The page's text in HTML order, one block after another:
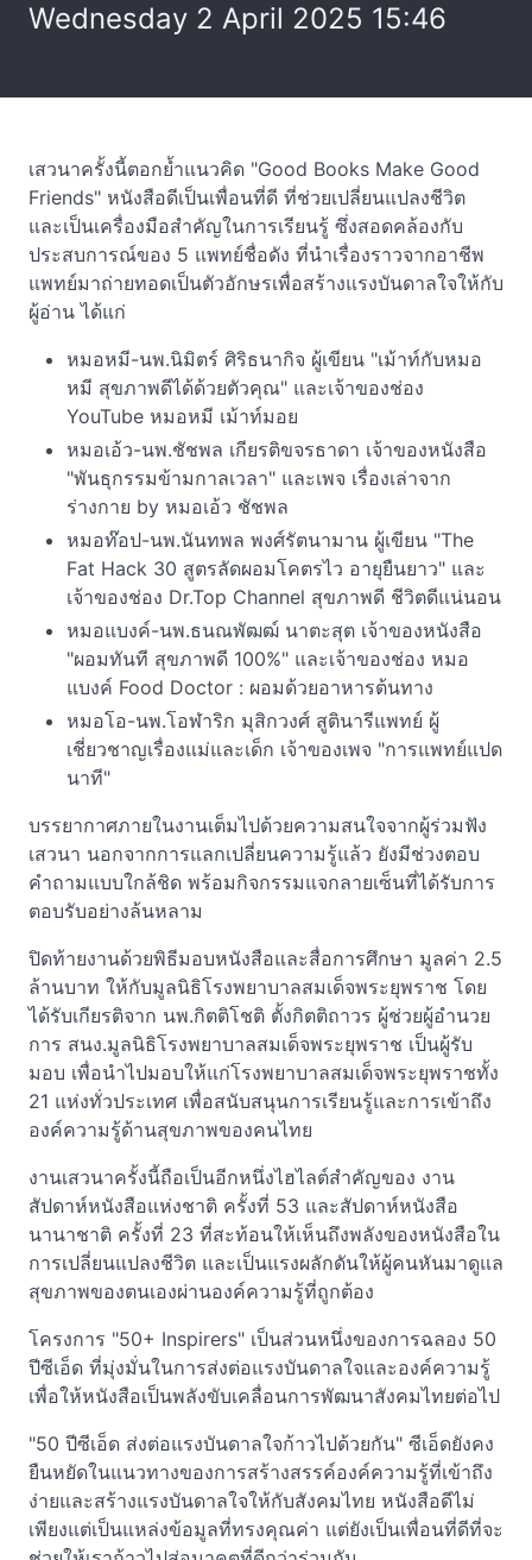
Wednesday 2 April 2025 15:46
เสวนาครั้งนี้ตอกย้ำแนวคิด "Good Books Make Good
Friends" หนังสือดีเป็นเพื่อนที่ดี ที่ช่วยเปลี่ยนแปลงชีวิต
และเป็นเครื่องมือสำคัญในการเรียนรู้ ซึ่งสอดคล้องกับ
ประสบการณ์ของ 5 แพทย์ชื่อดัง ที่นำเรื่องราวจากอาชีพ
แพทย์มาถ่ายทอดเป็นตัวอักษรเพื่อสร้างแรงบันดาลใจให้กับ
ผู้อ่าน ได้แก่
หมอหมี-นพ.นิมิตร์ ศิริธนากิจ ผู้เขียน "เม้าท์กับหมอ
หมี สุขภาพดีได้ด้วยตัวคุณ" และเจ้าของช่อง
YouTube หมอหมี เม้าท์มอย
หมอเอ้ว-นพ.ชัชพล เกียรติขจรธาดา เจ้าของหนังสือ
"พันธุกรรมข้ามกาลเวลา" และเพจ เรื่องเล่าจาก
ร่างกาย by หมอเอ้ว ชัชพล
หมอท๊อป-นพ.นันทพล พงศ์รัตนามาน ผู้เขียน "The
Fat Hack 30 สูตรลัดผอมโคตรไว อายุยืนยาว" และ
เจ้าของช่อง Dr.Top Channel สุขภาพดี ชีวิตดีแน่นอน
หมอแบงค์-นพ.ธนณพัฒฒ์ นาตะสุต เจ้าของหนังสือ
"ผอมทันที สุขภาพดี 100%" และเจ้าของช่อง หมอ
แบงค์ Food Doctor : ผอมด้วยอาหารต้นทาง
หมอโอ-นพ.โอฬาริก มุสิกวงศ์ สูตินารีแพทย์ ผู้
เชี่ยวชาญเรื่องแม่และเด็ก เจ้าของเพจ "การแพทย์แปด
นาที"
บรรยากาศภายในงานเต็มไปด้วยความสนใจจากผู้ร่วมฟัง
เสวนา นอกจากการแลกเปลี่ยนความรู้แล้ว ยังมีช่วงตอบ
คำถามแบบใกล้ชิด พร้อมกิจกรรมแจกลายเซ็นที่ได้รับการ
ตอบรับอย่างล้นหลาม
ปิดท้ายงานด้วยพิธีมอบหนังสือและสื่อการศึกษา มูลค่า 2.5
ล้านบาท ให้กับมูลนิธิโรงพยาบาลสมเด็จพระยุพราช โดย
ได้รับเกียรติจาก นพ.กิตติโชติ ตั้งกิตติถาวร ผู้ช่วยผู้อำนวย
การ สนง.มูลนิธิโรงพยาบาลสมเด็จพระยุพราช เป็นผู้รับ
มอบ เพื่อนำไปมอบให้แก่โรงพยาบาลสมเด็จพระยุพราชทั้ง
21 แห่งทั่วประเทศ เพื่อสนับสนุนการเรียนรู้และการเข้าถึง
องค์ความรู้ด้านสุขภาพของคนไทย
งานเสวนาครั้งนี้ถือเป็นอีกหนึ่งไฮไลต์สำคัญของ งาน
สัปดาห์หนังสือแห่งชาติ ครั้งที่ 53 และสัปดาห์หนังสือ
นานาชาติ ครั้งที่ 23 ที่สะท้อนให้เห็นถึงพลังของหนังสือใน
การเปลี่ยนแปลงชีวิต และเป็นแรงผลักดันให้ผู้คนหันมาดูแล
สุขภาพของตนเองผ่านองค์ความรู้ที่ถูกต้อง
โครงการ "50+ Inspirers" เป็นส่วนหนึ่งของการฉลอง 50
ปีซีเอ็ด ที่มุ่งมั่นในการส่งต่อแรงบันดาลใจและองค์ความรู้
เพื่อให้หนังสือเป็นพลังขับเคลื่อนการพัฒนาสังคมไทยต่อไป
"50 ปีซีเอ็ด ส่งต่อแรงบันดาลใจก้าวไปด้วยกัน" ซีเอ็ดยังคง
ยืนหยัดในแนวทางของการสร้างสรรค์องค์ความรู้ที่เข้าถึง
ง่ายและสร้างแรงบันดาลใจให้กับสังคมไทย หนังสือดีไม่
เพียงแต่เป็นแหล่งข้อมูลที่ทรงคุณค่า แต่ยังเป็นเพื่อนที่ดีที่จะ